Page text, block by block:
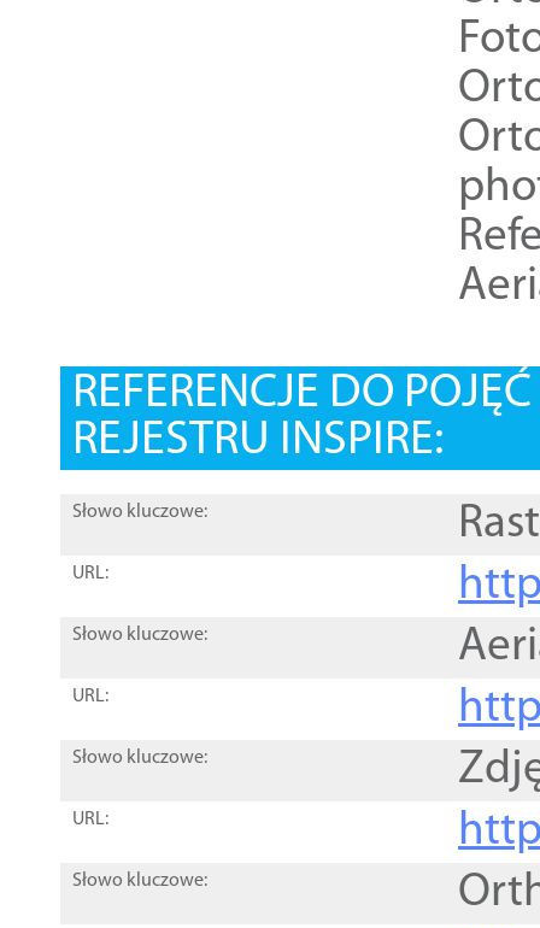
REFERENCJE DO
REJESTRU INSPIRE:
Słowo kluczowe:
URL:
Słowo kluczowe:
URL:
Słowo kluczowe:
URL:
Słowo kluczowe: